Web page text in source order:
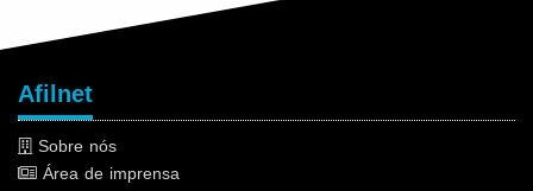
Afilnet
Sobre nós
Área de imprensa